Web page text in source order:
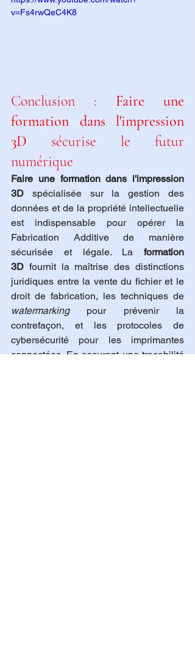
v=Fs4rwQeC4K8
Conclusion : Faire une
formation dans l'impression
3D sécurise le futur
numérique
Faire une formation dans l'impression
3D spécialisée sur la gestion des
données et de la propriété intellectuelle
est indispensable pour opérer la
Fabrication Additive de manière
sécurisée et légale. La formation
3D fournit la maîtrise des distinctions
juridiques entre la vente du fichier et le
watermarking pour prévenir la
contrefaçon, et les protocoles de
cybersécurité pour les imprimantes
connectées. En assurant une traçabilité